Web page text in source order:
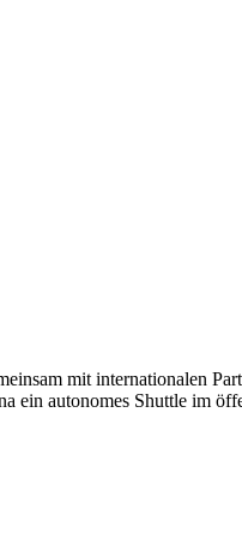
mit internationalen
autonomes Shuttle im